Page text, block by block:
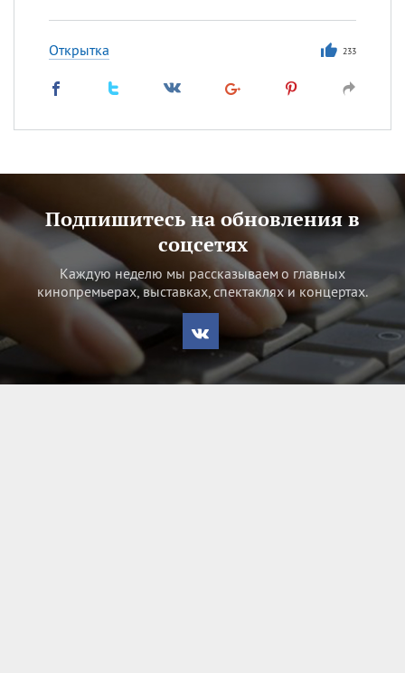
Открытка 233
Подпишитесь на обновления в
соцсетях
Каждую неделю мы рассказываем о главных
кинопремьерах, выставках, спектаклях и концертах.